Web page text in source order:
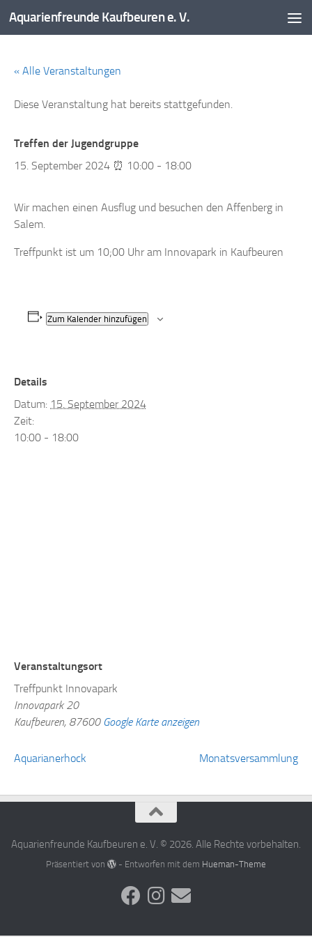
Zum Inhalt springen
Aquarienfreunde Kaufbeuren e. V.
« Alle Veranstaltungen
Diese Veranstaltung hat bereits stattgefunden.
Treffen der Jugendgruppe
15. September 2024 ⏰ 10:00 - 18:00
Wir machen einen Ausflug und besuchen den Affenberg in
Salem.
Treffpunkt ist um 10;00 Uhr am Innovapark in Kaufbeuren
Zum Kalender hinzufügen
Details
Datum: 15. September 2024
Zeit:
10:00 - 18:00
Veranstaltungsort
Treffpunkt Innovapark
Innovapark 20
Kaufbeuren, 87600 Google Karte anzeigen
Aquarianerhock Monatsversammlung
Aquarienfreunde Kaufbeuren e. V. © 2026. Alle Rechte vorbehalten.
Präsentiert von - Entworfen mit dem Hueman-Theme